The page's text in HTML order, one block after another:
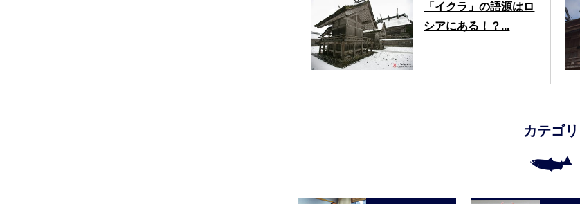
「イクラ」の語源はロ
シアにある！？...
カテゴリ